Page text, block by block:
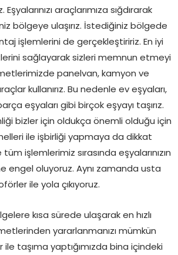
araçlarımıza sığdırarak
bölgeye ulaşırız. İstediğiniz bölgede
işlemlerini de gerçekleştiririz. En iyi
sağlayarak sizleri memnun etmeyi
panelvan, kamyon ve
kullanırız. Bu nedenle ev eşyaları,
eşyaları gibi birçok eşyayı taşırız.
bizler için oldukça önemli olduğu için
ile işbirliği yapmaya da dikkat
işlemlerimiz sırasında eşyalarınızın
engel oluyoruz. Aynı zamanda usta
ile yola çıkıyoruz.
kısa sürede ulaşarak en hızlı
yararlanmanızı mümkün
ile taşıma yaptığımızda bina içindeki